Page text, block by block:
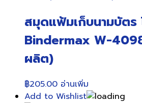
สมุดแฟ้มเก็บนามบัตร
Bindermax W-
ผลิต)
฿205.00 อ่านเพิ่ม
Add to Wishlist